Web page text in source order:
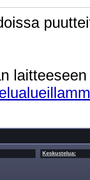
Keskustelua: